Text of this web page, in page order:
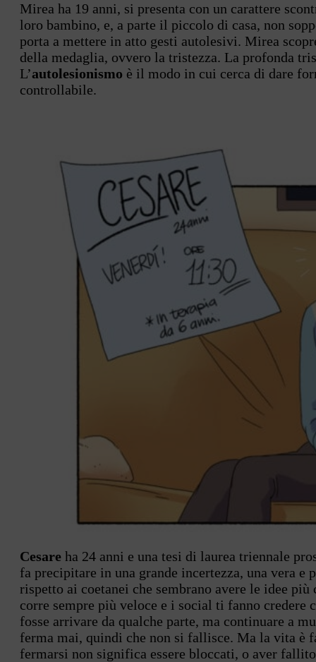
Mirea ha 19 anni, si presenta con un carattere
loro bambino, e, a parte il piccolo di casa, non
porta a mettere in atto gesti autolesivi. Mirea
della medaglia, ovvero la tristezza. La profonda
L’autolesionismo è il modo in cui cerca di dare
controllabile.
Cesare ha 24 anni e una tesi di laurea triennale
fa precipitare in una grande incertezza, una vera e
rispetto ai coetanei che sembrano avere le idee
corre sempre più veloce e i social ti fanno
fosse arrivare da qualche parte, ma continuare a
ferma mai, quindi che non si fallisce. Ma la vita è
fermarsi non significa essere bloccati, o aver